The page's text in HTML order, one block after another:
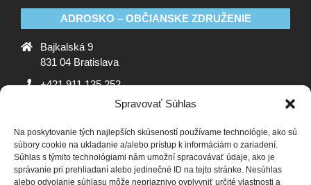
Spravovať Súhlas
Na poskytovanie tých najlepších skúseností používame technológie, ako sú
súbory cookie na ukladanie a/alebo prístup k informáciám o zariadení.
Súhlas s týmito technológiami nám umožní spracovávať údaje, ako je
správanie pri prehliadaní alebo jedinečné ID na tejto stránke. Nesúhlas
alebo odvolanie súhlasu môže nepriaznivo ovplyvniť určité vlastnosti a
ADROSKO – OBČIANSKE ZDRUŽENIE
Bajkalská 9
831 04 Bratislava
+421 911 135 252
ADROSKO
Stanovy OZ Ochrana osobných údajov
Zásady